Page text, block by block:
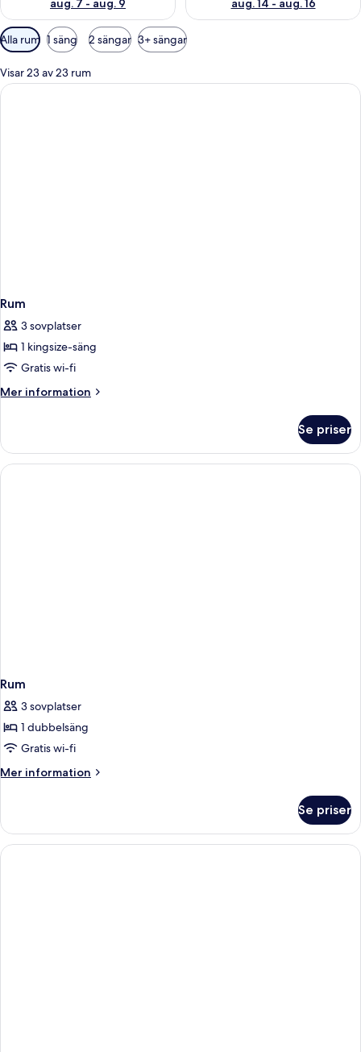
Tillgängliga
filter
för
rum
Alla rum 1 säng 2 sängar 3+ sängar
Visar 23 av 23 rum
Rum
3 sovplatser
1 kingsize-säng
Gratis wi-fi
Mer information
Mer
Se priser
Rum
3 sovplatser
1 dubbelsäng
Gratis wi-fi
Mer information
Mer
Se priser